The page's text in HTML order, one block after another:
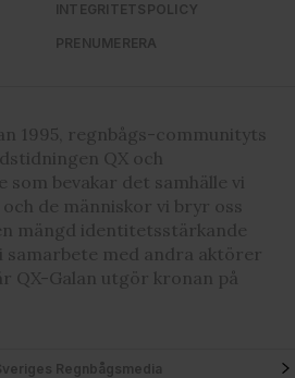
INTEGRITETSPOLICY
PRENUMERERA
1995, regnbågs-communityts
QX och
som bevakar det samhälle vi
de människor vi bryr oss
mängd identitetsstärkande
med andra aktörer
QX-Galan utgör kronan på
Regnbågsmedia